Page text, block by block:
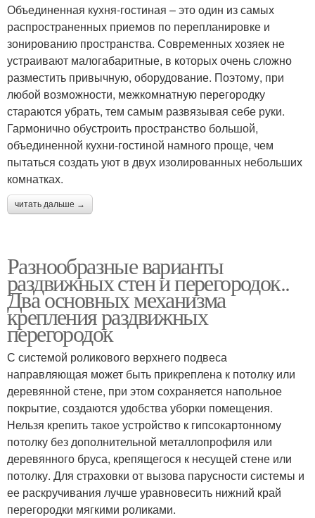
Объединенная кухня-гостиная – это один из самых
распространенных приемов по перепланировке и
зонированию пространства. Современных хозяек не
устраивают малогабаритные, в которых очень сложно
разместить привычную, оборудование. Поэтому, при
любой возможности, межкомнатную перегородку
стараются убрать, тем самым развязывая себе руки.
Гармонично обустроить пространство большой,
объединенной кухни-гостиной намного проще, чем
пытаться создать уют в двух изолированных небольших
комнатках.
читать дальше →
Разнообразные варианты
раздвижных стен и перегородок..
Два основных механизма
крепления раздвижных
перегородок
С системой роликового верхнего подвеса
направляющая может быть прикреплена к потолку или
деревянной стене, при этом сохраняется напольное
покрытие, создаются удобства уборки помещения.
Нельзя крепить такое устройство к гипсокартонному
потолку без дополнительной металлопрофиля или
деревянного бруса, крепящегося к несущей стене или
потолку. Для страховки от вызова парусности системы и
ее раскручивания лучше уравновесить нижний край
перегородки мягкими роликами.